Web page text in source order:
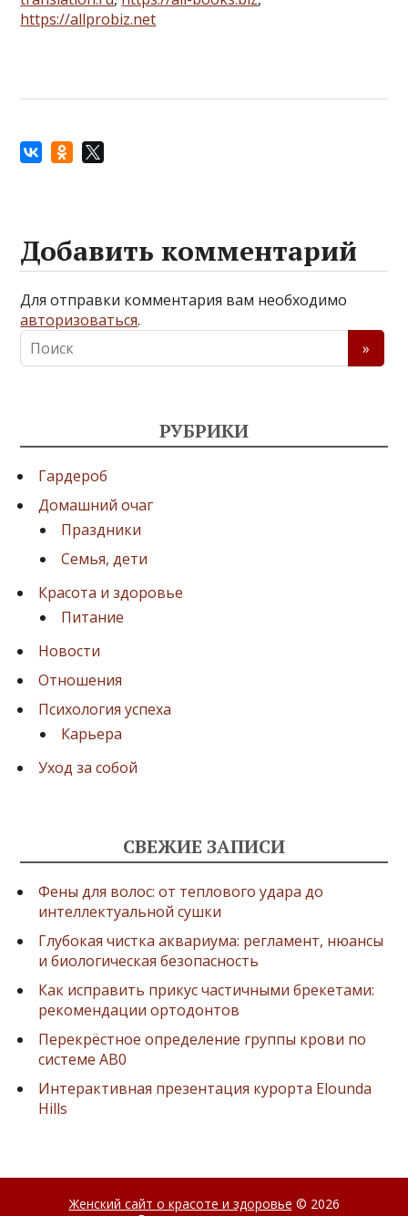
https://allprobiz.net
Добавить комментарий
Для отправки комментария вам необходимо
авторизоваться.
РУБРИКИ
Гардероб
Домашний очаг
Праздники
Семья, дети
Красота и здоровье
Питание
Новости
Отношения
Психология успеха
Карьера
Уход за собой
СВЕЖИЕ ЗАПИСИ
Фены для волос: от теплового удара до
интеллектуальной сушки
Глубокая чистка аквариума: регламент, нюансы
и биологическая безопасность
Как исправить прикус частичными брекетами:
рекомендации ортодонтов
Перекрёстное определение группы крови по
системе AB0
Интерактивная презентация курорта Elounda
Hills
Женский сайт о красоте и здоровье © 2026